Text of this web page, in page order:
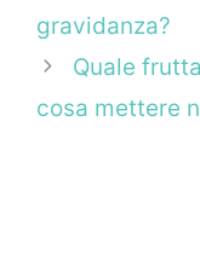
gravidanza?
Quale
cosa mettere